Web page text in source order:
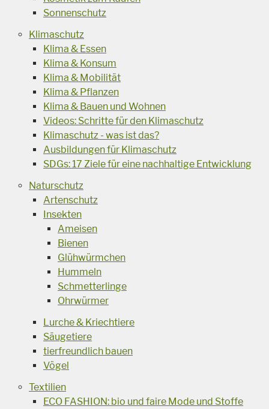
Sonnenschutz
Klimaschutz
Klima & Essen
Klima & Konsum
Klima & Mobilität
Klima & Pflanzen
Klima & Bauen und Wohnen
Videos: Schritte für den Klimaschutz
Klimaschutz - was ist das?
Ausbildungen für Klimaschutz
SDGs: 17 Ziele für eine nachhaltige Entwicklung
Naturschutz
Artenschutz
Insekten
Ameisen
Bienen
Glühwürmchen
Hummeln
Schmetterlinge
Ohrwürmer
Lurche & Kriechtiere
Säugetiere
tierfreundlich bauen
Vögel
Textilien
ECO FASHION: bio und faire Mode und Stoffe